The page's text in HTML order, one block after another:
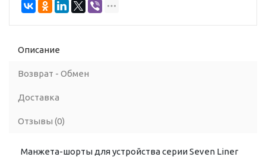
Описание
Возврат - Обмен
Доставка
Отзывы (0)
Манжета-шорты для устройства серии Seven Liner